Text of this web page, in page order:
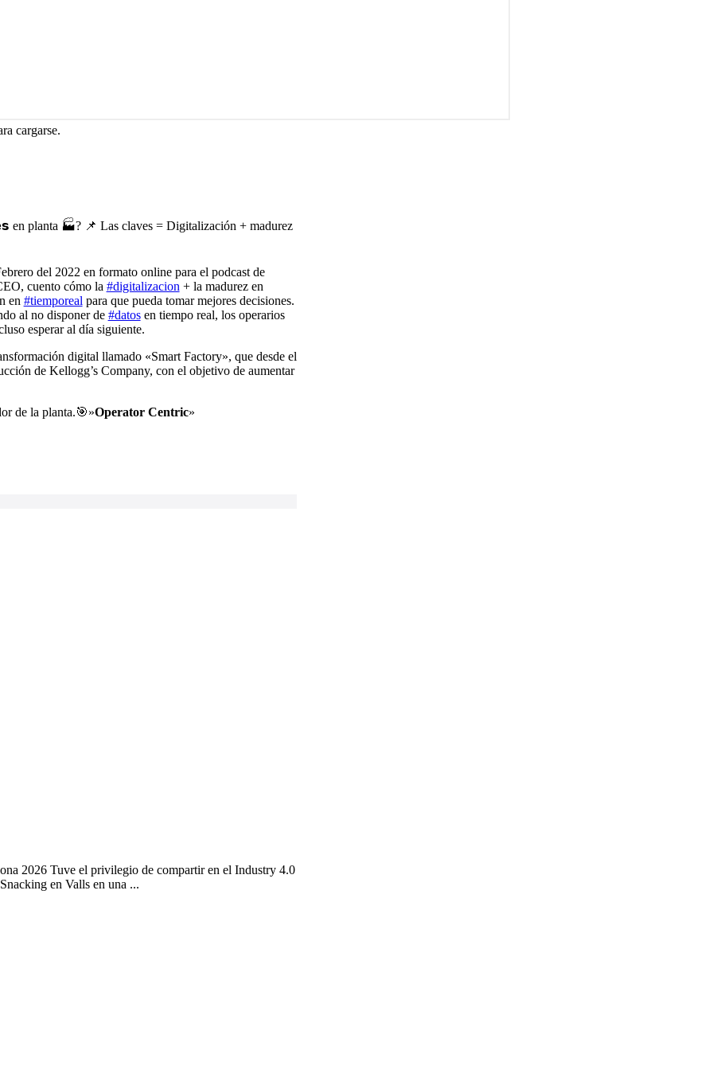
cargarse.
planta 🏭? 📌 Las claves = Digitalización + madurez
del 2022 en formato online para el podcast de
cuento cómo la #digitalizacion + la madurez en
en #tiemporeal para que pueda tomar mejores decisiones.
al no disponer de #datosen tiempo real, los operarios
esperar al día siguiente.
digital llamado «Smart Factory», que desde el
de Kellogg’s Company, con el objetivo de aumentar
de la planta.🎯»Operator Centric»
2026 Tuve el privilegio de compartir en el Industry 4.0
en Valls en una ...